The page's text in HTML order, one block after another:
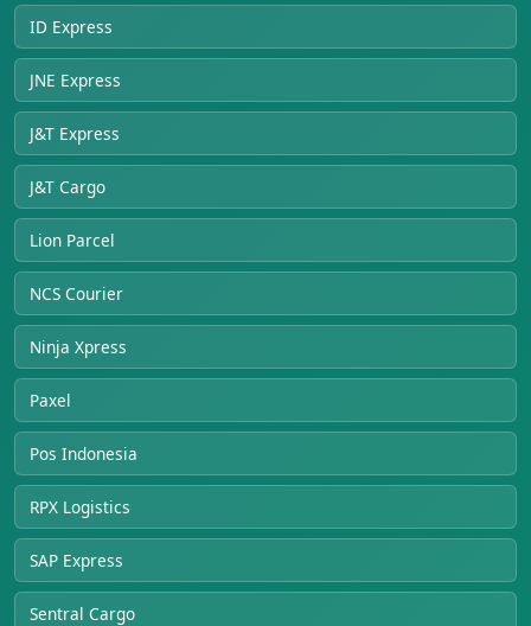
ID Express
JNE Express
J&T Express
J&T Cargo
Lion Parcel
NCS Courier
Ninja Xpress
Paxel
Pos Indonesia
RPX Logistics
SAP Express
Sentral Cargo